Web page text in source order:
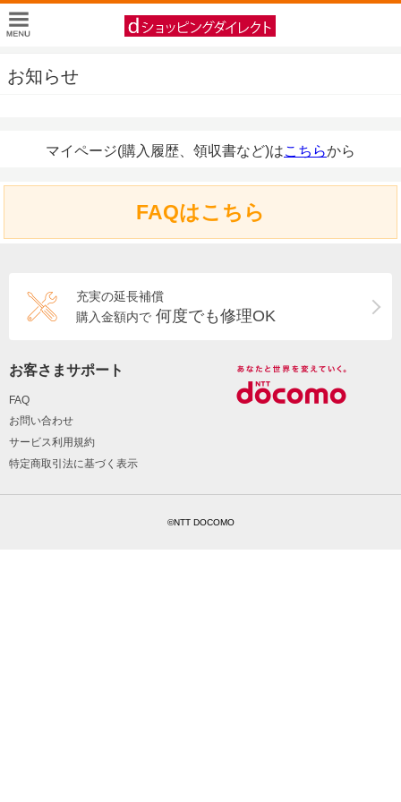
お知らせ
マイページ(購入履歴、領収書など)はこちらから
FAQはこちら
充実の延長補償
購入金額内で 何度でも修理OK
お客さまサポート
FAQ
お問い合わせ
サービス利用規約
特定商取引法に基づく表示
©NTT DOCOMO